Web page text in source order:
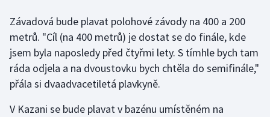
Závadová bude plavat polohové závody na 400 a 200
metrů. "Cíl (na 400 metrů) je dostat se do finále, kde
jsem byla naposledy před čtyřmi lety. S tímhle bych tam
ráda odjela a na dvoustovku bych chtěla do semifinále,"
přála si dvaadvacetiletá plavkyně.
V Kazani se bude plavat v bazénu umístěném na